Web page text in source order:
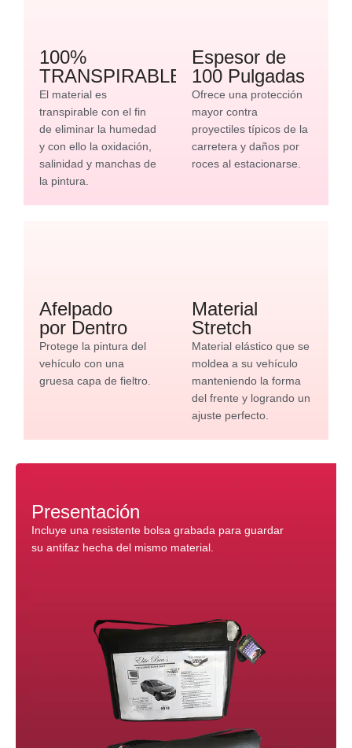
100%
TRANSPIRABLE
El material es
transpirable con el fin
de eliminar la humedad
y con ello la oxidación,
salinidad y manchas de
la pintura.
Espesor de
100 Pulgadas
Ofrece una protección
mayor contra
proyectiles típicos de la
carretera y daños por
roces al estacionarse.
Afelpado
por Dentro
Protege la pintura del
vehículo con una
gruesa capa de fieltro.
Material
Stretch
Material elástico que se
moldea a su vehículo
manteniendo la forma
del frente y logrando un
ajuste perfecto.
Presentación
Incluye una resistente bolsa grabada para guardar
su antifaz hecha del mismo material.